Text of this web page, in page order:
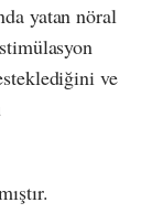
yatan nöral
ve